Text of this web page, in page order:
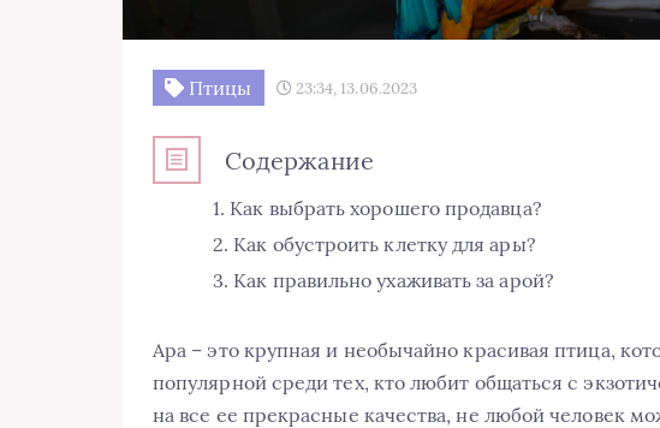
Птицы 23:34, 13.06.2023
Содержание
Как выбрать хорошего продавца?
Как обустроить клетку для ары?
Как правильно ухаживать за арой?
Ара – это крупная и необычайно красивая птица,
популярной среди тех, кто любит общаться с
на все ее прекрасные качества, не любой человек